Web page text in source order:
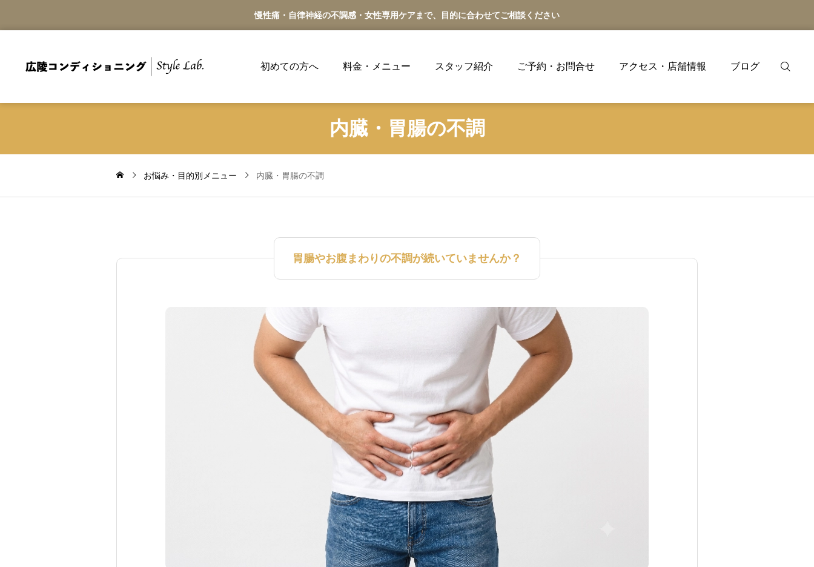
慢性痛・自律神経の不調感・女性専用ケアまで、目的に合わせてご相談ください
初めての方へ 料金・メニュー スタッフ紹介 ご予約・お問合せ アクセス・店舗情報 ブログ
内臓・胃腸の不調
お悩み・目的別メニュー 内臓・胃腸の不調
胃腸やお腹まわりの不調が続いていませんか？